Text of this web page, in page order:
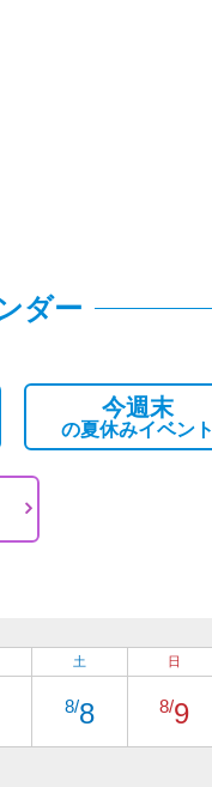
ダー
今週末
の夏休みイベント
土
8/8
日
8/9